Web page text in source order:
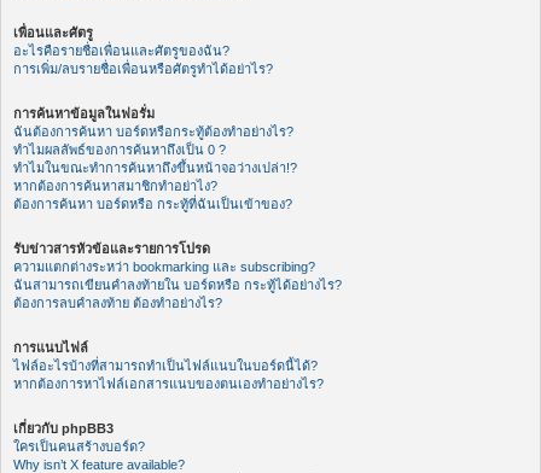
เพื่อนและศัตรู
อะไรคือรายชื่อเพื่อนและศัตรูของฉัน?
การเพิ่ม/ลบรายชื่อเพื่อนหรือศัตรูทำได้อย่าไร?
การค้นหาข้อมูลในฟอรั่ม
ฉันต้องการค้นหา บอร์ดหรือกระทู้ต้องทำอย่างไร?
ทำไมผลลัพธ์ของการค้นหาถึงเป็น 0 ?
ทำไมในขณะทำการค้นหาถึงขึ้นหน้าจอว่างเปล่า!?
หากต้องการค้นหาสมาชิกทำอย่าไง?
ต้องการค้นหา บอร์ดหรือ กระทู้ที่ฉันเป็นเข้าของ?
รับข่าวสารหัวข้อและรายการโปรด
ความแตกต่างระหว่า bookmarking และ subscribing?
ฉันสามารถเขียนคำลงท้ายใน บอร์ดหรือ กระทู้ได้อย่างไร?
ต้องการลบคำลงท้าย ต้องทำอย่างไร?
การแนบไฟล์
ไฟล์อะไรบ้างที่สามารถทำเป็นไฟล์แนบในบอร์ดนี้ได้?
หากต้องการหาไฟล์เอกสารแนบของตนเองทำอย่างไร?
เกี่ยวกับ phpBB3
ใครเป็นคนสร้างบอร์ด?
Why isn’t X feature available?